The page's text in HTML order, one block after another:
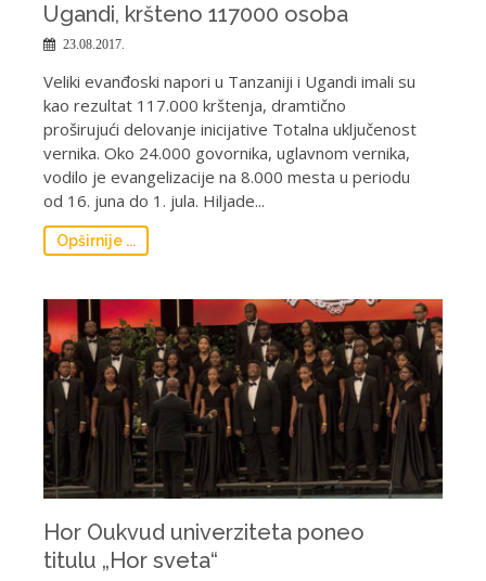
Ugandi, kršteno 117000 osoba
23.08.2017.
Veliki evanđoski napori u Tanzaniji i Ugandi imali su
kao rezultat 117.000 krštenja, dramtično
proširujući delovanje inicijative Totalna uključenost
vernika. Oko 24.000 govornika, uglavnom vernika,
vodilo je evangelizacije na 8.000 mesta u periodu
od 16. juna do 1. jula. Hiljade...
Opširnije ...
Hor Oukvud univerziteta poneo
titulu „Hor sveta“